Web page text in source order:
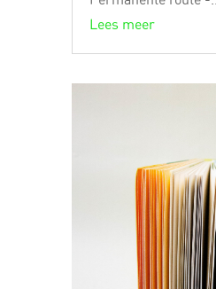
Lees meer